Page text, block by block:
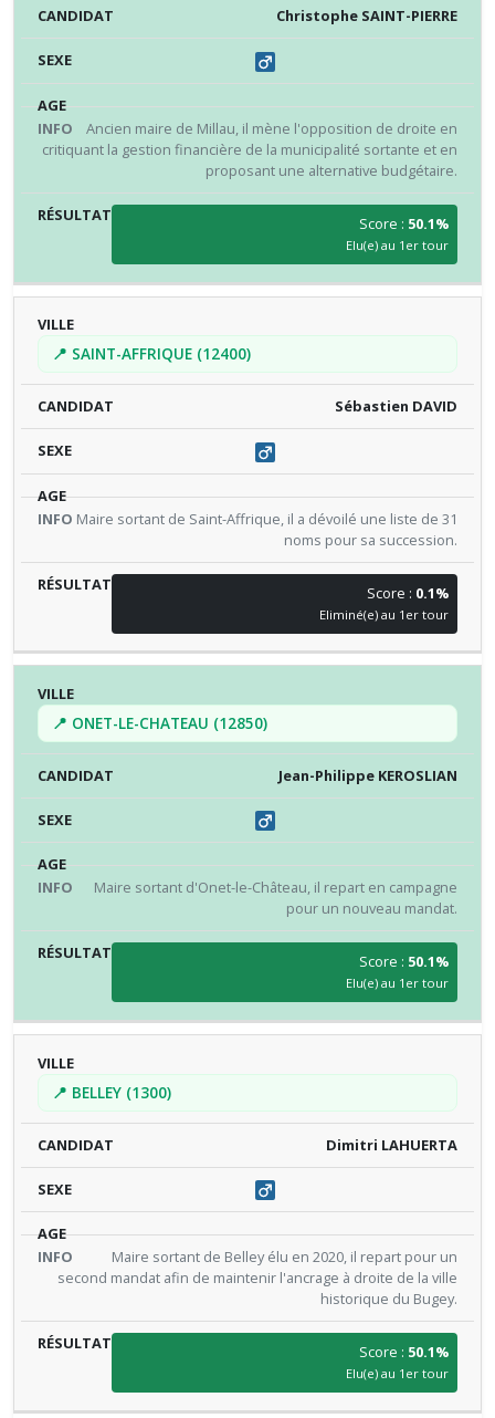
Christophe SAINT-PIERRE
Ancien maire de Millau, il mène l'opposition de droite en
critiquant la gestion financière de la municipalité sortante et en
proposant une alternative budgétaire.
Score : 50.1%
Elu(e) au 1er tour
📍 SAINT-AFFRIQUE (12400)
Sébastien DAVID
Maire sortant de Saint-Affrique, il a dévoilé une liste de 31
noms pour sa succession.
Score : 0.1%
Eliminé(e) au 1er tour
📍 ONET-LE-CHATEAU (12850)
Jean-Philippe KEROSLIAN
Maire sortant d'Onet-le-Château, il repart en campagne
pour un nouveau mandat.
Score : 50.1%
Elu(e) au 1er tour
📍 BELLEY (1300)
Dimitri LAHUERTA
Maire sortant de Belley élu en 2020, il repart pour un
second mandat afin de maintenir l'ancrage à droite de la ville
historique du Bugey.
Score : 50.1%
Elu(e) au 1er tour